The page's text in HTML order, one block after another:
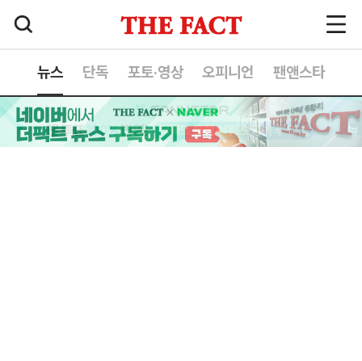
뉴스 단독 포토·영상 오피니언 팬앤스타